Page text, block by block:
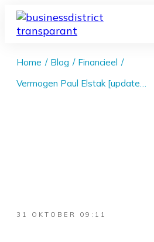
Home / Blog / Financieel /
Vermogen Paul Elstak [update 2026]
31 OKTOBER 09:11